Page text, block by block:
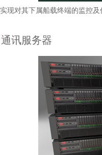
实现对其下属船载终端的监控
通讯服务器